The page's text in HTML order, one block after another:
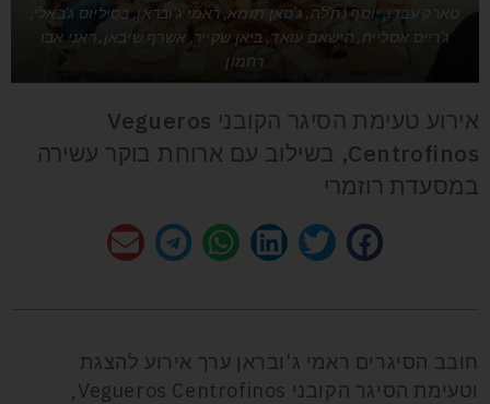
טארק עבדו, יוסף נח'לה, ג'סאן תומא, ראמי ג'ובראן, בסיליוס ג'באלי,
ג'רייס אסלייח, הישאם עואד, ביאן שקייר, אשרף שיבאן, ראני אבו
רחמון
אירוע טעימת הסיגר הקובני Vegueros
Centrofinos, בשילוב עם ארוחת בוקר עשירה
במסעדת רוזמרי
חובב הסיגרים ראמי ג'ובראן ערך אירוע להצגת
וטעימת הסיגר הקובני Vegueros Centrofinos,